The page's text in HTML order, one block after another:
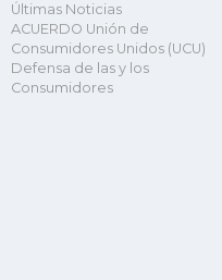
Últimas Noticias
ACUERDO Unión de
Consumidores Unidos (UCU)
Defensa de las y los
Consumidores